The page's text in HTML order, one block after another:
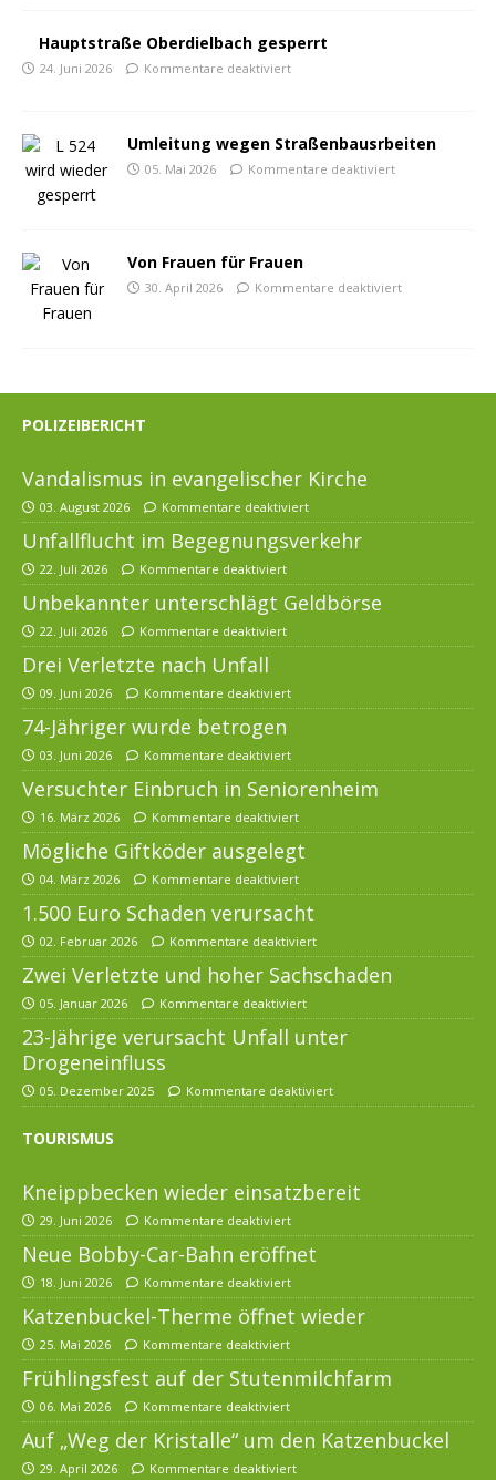
Hauptstraße Oberdielbach gesperrt
24. Juni 2026 Kommentare deaktiviert
Umleitung wegen Straßenbausrbeiten
05. Mai 2026 Kommentare deaktiviert
Von Frauen für Frauen
30. April 2026 Kommentare deaktiviert
POLIZEIBERICHT
Vandalismus in evangelischer Kirche
03. August 2026 Kommentare deaktiviert
Unfallflucht im Begegnungsverkehr
22. Juli 2026 Kommentare deaktiviert
Unbekannter unterschlägt Geldbörse
22. Juli 2026 Kommentare deaktiviert
Drei Verletzte nach Unfall
09. Juni 2026 Kommentare deaktiviert
74-Jähriger wurde betrogen
03. Juni 2026 Kommentare deaktiviert
Versuchter Einbruch in Seniorenheim
16. März 2026 Kommentare deaktiviert
Mögliche Giftköder ausgelegt
04. März 2026 Kommentare deaktiviert
1.500 Euro Schaden verursacht
02. Februar 2026 Kommentare deaktiviert
Zwei Verletzte und hoher Sachschaden
05. Januar 2026 Kommentare deaktiviert
23-Jährige verursacht Unfall unter
Drogeneinfluss
05. Dezember 2025 Kommentare deaktiviert
TOURISMUS
Kneippbecken wieder einsatzbereit
29. Juni 2026 Kommentare deaktiviert
Neue Bobby-Car-Bahn eröffnet
18. Juni 2026 Kommentare deaktiviert
Katzenbuckel-Therme öffnet wieder
25. Mai 2026 Kommentare deaktiviert
Frühlingsfest auf der Stutenmilchfarm
06. Mai 2026 Kommentare deaktiviert
Auf „Weg der Kristalle“ um den Katzenbuckel
29. April 2026 Kommentare deaktiviert